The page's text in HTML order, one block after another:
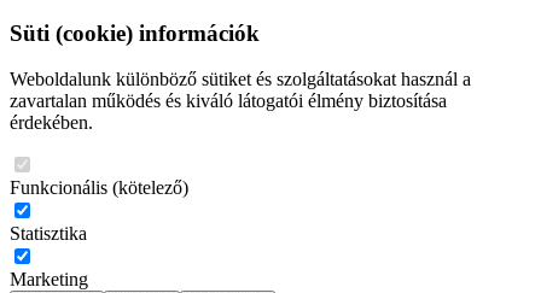
Süti (cookie) információk
Weboldalunk különböző sütiket és szolgáltatásokat használ a
zavartalan működés és kiváló látogatói élmény biztosítása
érdekében.
Funkcionális (kötelező)
Statisztika
Marketing